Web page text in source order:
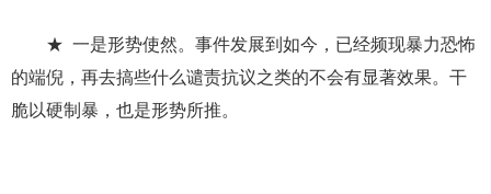
★ 一是形势使然。事件发展到如今，已经频现暴力恐怖
的端倪，再去搞些什么谴责抗议之类的不会有显著效果。干
脆以硬制暴，也是形势所推。